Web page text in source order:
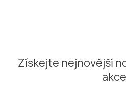
Získejte nejnovější
akce